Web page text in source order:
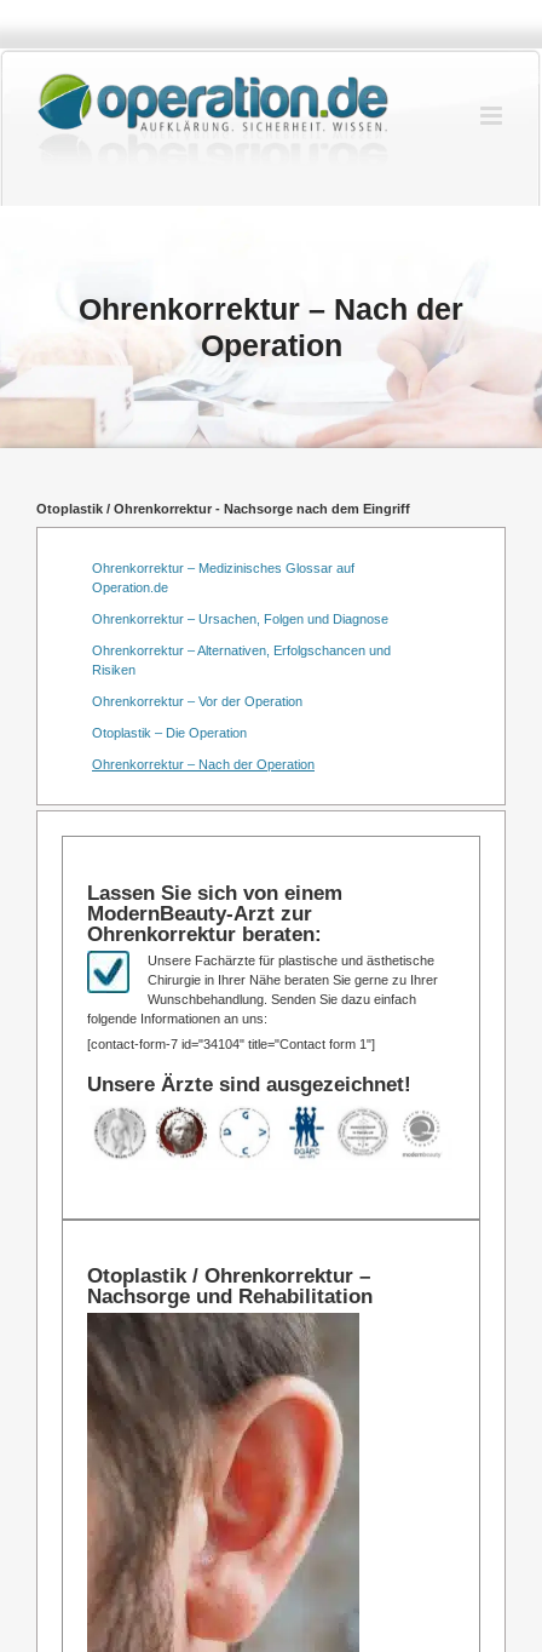
springen
Ohrenkorrektur – Nach der
Operation
Otoplastik / Ohrenkorrektur - Nachsorge nach dem Eingriff
Ohrenkorrektur – Medizinisches Glossar auf
Operation.de
Ohrenkorrektur – Ursachen, Folgen und Diagnose
Ohrenkorrektur – Alternativen, Erfolgschancen und
Risiken
Ohrenkorrektur – Vor der Operation
Otoplastik – Die Operation
Ohrenkorrektur – Nach der Operation
Lassen Sie sich von einem
ModernBeauty-Arzt zur
Ohrenkorrektur beraten:
Unsere Fachärzte für plastische und ästhetische
Chirurgie in Ihrer Nähe beraten Sie gerne zu Ihrer
Wunschbehandlung. Senden Sie dazu einfach
folgende Informationen an uns:
[contact-form-7 id="34104" title="Contact form 1"]
Unsere Ärzte sind ausgezeichnet!
Otoplastik / Ohrenkorrektur –
Nachsorge und Rehabilitation